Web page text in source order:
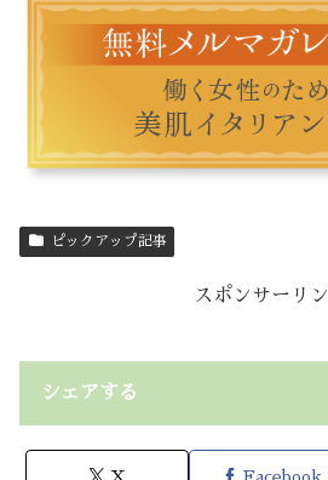
ピックアップ記事
スポンサーリ
シェアする
X Facebook